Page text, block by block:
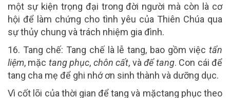
một sự kiện trọng đại trong đời người mà còn là cơ
hội để làm chứng cho tình yêu của Thiên Chúa qua
sự thủy chung và trách nhiệm gia đình.
16. Tang chế: Tang chế là lễ tang, bao gồm việctẩn
liệm, mặc tang phục, chôn cất, vàđểtang. Con cái để
tang cha mẹ để ghi nhớ ơn sinh thành và dưỡng dục.
Vì cốt lõi của thời gian để tang và mặctang phục theo